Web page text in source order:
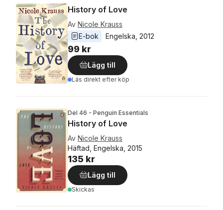
History of Love
Av Nicole Krauss
E-bok
Engelska 2012
99 kr
Lägg till
Läs direkt efter köp
Del 46 - Penguin Essentials
History of Love
Av Nicole Krauss
Häftad, Engelska, 2015
135 kr
Lägg till
Skickas